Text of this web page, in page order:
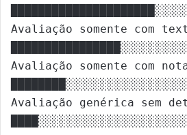
Avaliação somente com
Avaliação somente com
Avaliação genérica sem